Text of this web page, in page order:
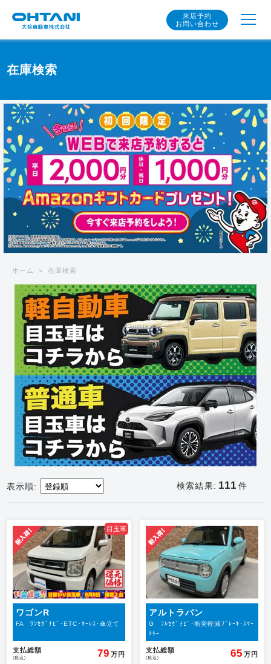
来店予約
お問い合わせ
在庫検索
ホーム 在庫検索
表示順: 検索結果: 111 件
目玉車
ワゴンR
FA ﾜﾝｾｸﾞﾅﾋﾞ･ETC･ｷｰﾚｽ･傘立て
支払総額
(税込) 79 万円
アルトラパン
G ﾌﾙｾｸﾞﾅﾋﾞ･衝突軽減ﾌﾞﾚｰｷ･ｽﾏｰ
ﾄｷｰ
支払総額
(税込) 65 万円